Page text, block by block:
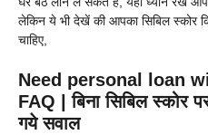
लेकिन ये भी देखें की आपका सिबिल स्कोर
चाहिए,
Need personal loan
FAQ | बिना सिबिल स्कोर
गये सवाल